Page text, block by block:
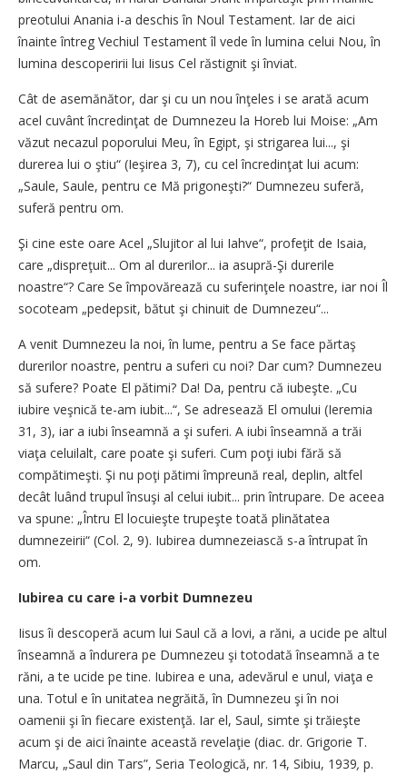
preotului Anania i-a deschis în Noul Testament. Iar de aici
înainte întreg Vechiul Testament îl vede în lumina celui Nou, în
lumina descope­ririi lui Iisus Cel răstignit şi înviat.
Cât de asemănător, dar şi cu un nou înţeles i se arată acum
acel cuvânt încredinţat de Dumnezeu la Horeb lui Moise: „Am
văzut ne­cazul poporului Meu, în Egipt, şi strigarea lui..., şi
durerea lui o ştiu“ (Ieşirea 3, 7), cu cel încredinţat lui acum:
„Saule, Saule, pentru ce Mă prigoneşti?“ Dumnezeu suferă,
suferă pentru om.
Şi cine este oare Acel „Slujitor al lui Iahve“, profeţit de Isaia,
care „dispreţuit... Om al durerilor... ia asupră-Şi durerile
noastre“? Care Se împovărează cu suferinţele noastre, iar noi Îl
socoteam „pedepsit, bătut şi chinuit de Dumnezeu“...
A venit Dumnezeu la noi, în lume, pentru a Se face părtaş
dure­rilor noastre, pentru a suferi cu noi? Dar cum? Dumnezeu
să sufere? Poate El pătimi? Da! Da, pentru că iubeşte. „Cu
iubire veşnică te-am iubit...“, Se adresează El omului (Ieremia
31, 3), iar a iubi înseamnă a şi suferi. A iubi înseamnă a trăi
viaţa celuilalt, care poate şi suferi. Cum poţi iubi fără să
compătimeşti. Şi nu poţi pătimi împreună real, deplin, altfel
decât luând trupul însuşi al celui iubit... prin întru­pare. De aceea
va spune: „Întru El locuieşte trupeşte toată plinătatea
dumnezeirii“ (Col. 2, 9). Iubirea dumnezeiască s-a întrupat în
om.
Iubirea cu care i-a vorbit Dumnezeu
Iisus îi descoperă acum lui Saul că a lovi, a răni, a ucide pe altul
înseamnă a îndurera pe Dumnezeu şi totodată înseamnă a te
răni, a te ucide pe tine. Iubirea e una, adevărul e unul, viaţa e
una. Totul e în unitatea negrăită, în Dumnezeu şi în noi
oamenii şi în fie­care existenţă. Iar el, Saul, simte şi trăieşte
acum şi de aici înainte această revelaţie (diac. dr. Grigorie T.
Marcu, „Saul din Tars”, Seria Teologică, nr. 14, Sibiu, 1939, p.